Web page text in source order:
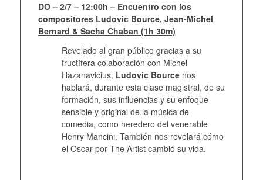
DO – 2/7 – 12:00h – Encuentro con los
compositores Ludovic Bource, Jean-Michel
Bernard & Sacha Chaban (1h 30m)
Revelado al gran público gracias a su
fructífera colaboración con Michel
Hazanavicius, Ludovic Bourcenos
hablará, durante esta clase magistral, de su
formación, sus influencias y su enfoque
sensible y original de la música de
comedia, como heredero del venerable
Henry Mancini. También nos revelará cómo
el Oscar por The Artist cambió su vida.